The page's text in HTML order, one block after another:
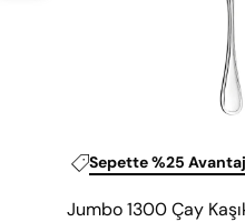
Sepette %25 Avantaj
Jumbo 1300 Çay